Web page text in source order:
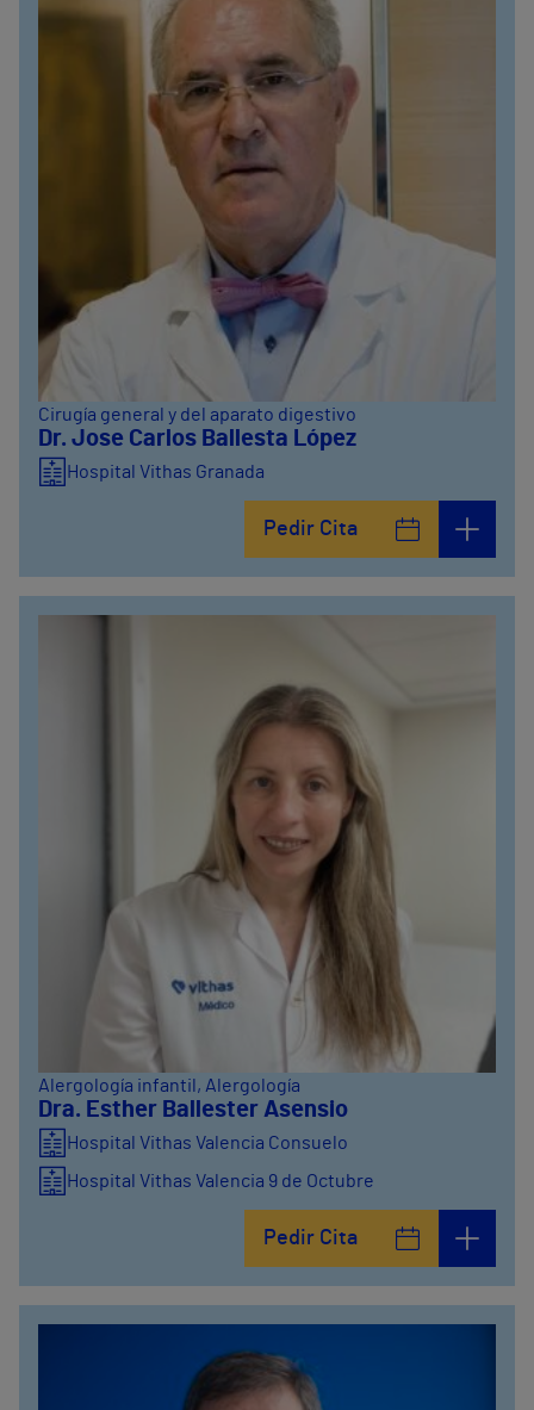
Cirugía general y del aparato digestivo
Dr. Jose Carlos Ballesta López
Hospital Vithas Granada
Pedir Cita
Alergología infantil , Alergología
Dra. Esther Ballester Asensio
Hospital Vithas Valencia Consuelo
Hospital Vithas Valencia 9 de Octubre
Pedir Cita